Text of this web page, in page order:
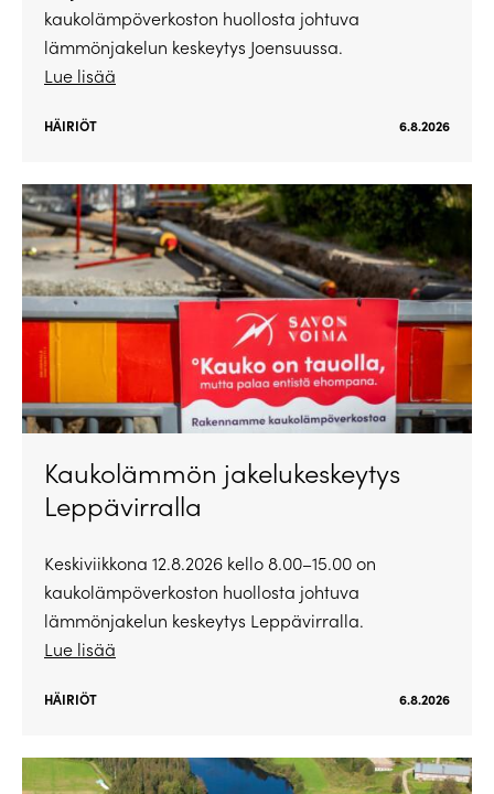
kaukolämpöverkoston huollosta johtuva
lämmönjakelun keskeytys Joensuussa.
Lue lisää
HÄIRIÖT 6.8.2026
Kaukolämmön jakelukeskeytys
Leppävirralla
Keskiviikkona 12.8.2026 kello 8.00–15.00 on
kaukolämpöverkoston huollosta johtuva
lämmönjakelun keskeytys Leppävirralla.
Lue lisää
HÄIRIÖT 6.8.2026